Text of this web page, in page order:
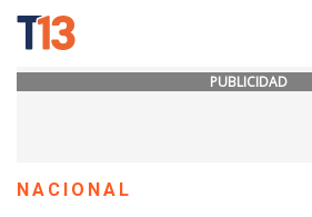
PUBLICIDAD
NACIONAL